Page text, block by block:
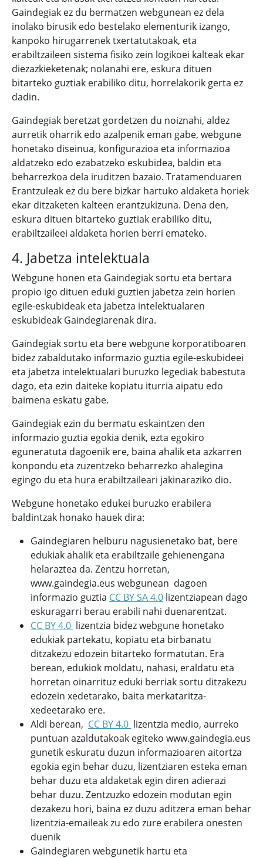
Gaindegiak ez du bermatzen webgunean ez dela
inolako birusik edo bestelako elementurik izango,
kanpoko hirugarrenek txertatutakoak, eta
erabiltzaileen sistema fisiko zein logikoei kalteak ekar
diezazkieketenak; nolanahi ere, eskura dituen
bitarteko guztiak erabiliko ditu, horrelakorik gerta ez
dadin.
Gaindegiak beretzat gordetzen du noiznahi, aldez
aurretik oharrik edo azalpenik eman gabe, webgune
honetako diseinua, konfigurazioa eta informazioa
aldatzeko edo ezabatzeko eskubidea, baldin eta
beharrezkoa dela iruditzen bazaio. Tratamenduaren
Erantzuleak ez du bere bizkar hartuko aldaketa horiek
ekar ditzaketen kalteen erantzukizuna. Dena den,
eskura dituen bitarteko guztiak erabiliko ditu,
erabiltzaileei aldaketa horien berri emateko.
4. Jabetza intelektuala
Webgune honen eta Gaindegiak sortu eta bertara
propio igo dituen eduki guztien jabetza zein horien
egile-eskubideak eta jabetza intelektualaren
eskubideak Gaindegiarenak dira.
Gaindegiak sortu eta bere webgune korporatiboaren
bidez zabaldutako informazio guztia egile-eskubideei
eta jabetza intelektualari buruzko legediak babestuta
dago, eta ezin daiteke kopiatu iturria aipatu edo
baimena eskatu gabe.
Gaindegiak ezin du bermatu eskaintzen den
informazio guztia egokia denik, ezta egokiro
eguneratuta dagoenik ere, baina ahalik eta azkarren
konpondu eta zuzentzeko beharrezko ahalegina
egingo du eta hura erabiltzaileari jakinaraziko dio.
Webgune honetako edukei buruzko erabilera
baldintzak honako hauek dira:
Gaindegiaren helburu nagusienetako bat, bere
edukiak ahalik eta erabiltzaile gehienengana
helaraztea da. Zentzu horretan,
www.gaindegia.eus webgunean dagoen
informazio guztia CC BY SA 4.0 lizentziapean dago
eskuragarri berau erabili nahi duenarentzat.
CC BY 4.0 lizentzia bidez webgune honetako
edukiak partekatu, kopiatu eta birbanatu
ditzakezu edozein bitarteko formatutan. Era
berean, edukiok moldatu, nahasi, eraldatu eta
horretan oinarrituz eduki berriak sortu ditzakezu
edozein xedetarako, baita merkataritza-
xedeetarako ere.
Aldi berean, CC BY 4.0 lizentzia medio, aurreko
puntuan azaldutakoak egiteko www.gaindegia.eus
gunetik eskuratu duzun informazioaren aitortza
egokia egin behar duzu, lizentziaren esteka eman
behar duzu eta aldaketak egin diren adierazi
behar duzu. Zentzuzko edozein modutan egin
dezakezu hori, baina ez duzu aditzera eman behar
lizentzia-emaileak zu edo zure erabilera onesten
duenik
Gaindegiaren webgunetik hartu eta